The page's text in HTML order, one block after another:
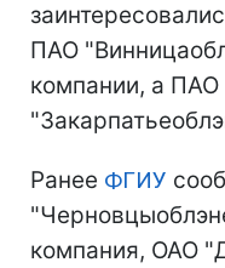
ПАО
компании, а ПАО
Ранее ФГИУ
компания, ОАО